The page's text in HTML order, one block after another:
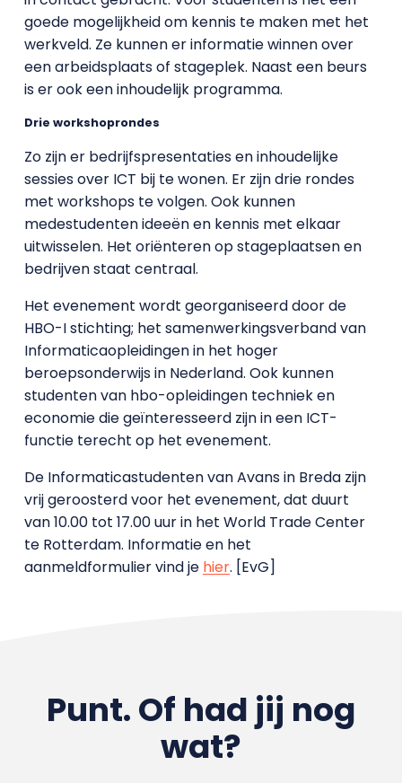
goede mogelijkheid om kennis te maken met het
werkveld. Ze kunnen er informatie winnen over
een arbeidsplaats of stageplek. Naast een beurs
is er ook een inhoudelijk programma.
Drie workshoprondes
Zo zijn er bedrijfspresentaties en inhoudelijke
sessies over ICT bij te wonen. Er zijn drie rondes
met workshops te volgen. Ook kunnen
medestudenten ideeën en kennis met elkaar
uitwisselen. Het oriënteren op stageplaatsen en
bedrijven staat centraal.
Het evenement wordt georganiseerd door de
HBO-I stichting; het samenwerkingsverband van
Informaticaopleidingen in het hoger
beroepsonderwijs in Nederland. Ook kunnen
studenten van hbo-opleidingen techniek en
economie die geïnteresseerd zijn in een ICT-
functie terecht op het evenement.
De Informaticastudenten van Avans in Breda zijn
vrij geroosterd voor het evenement, dat duurt
van 10.00 tot 17.00 uur in het World Trade Center
te Rotterdam. Informatie en het
aanmeldformulier vind je hier. [EvG]
Punt. Of had jij nog
wat?